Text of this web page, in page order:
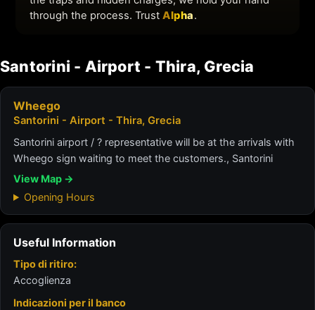
Santorini - Airport - Thira, Grecia
Wheego
Santorini - Airport - Thira, Grecia
Santorini airport / ? representative will be at the arrivals with
Wheego sign waiting to meet the customers., Santorini
View Map →
Opening Hours
Useful Information
Tipo di ritiro:
Accoglienza
Indicazioni per il banco